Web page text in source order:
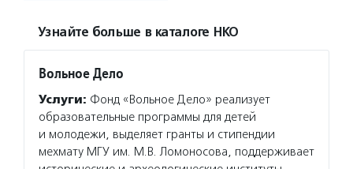
Узнайте больше в каталоге НКО
Вольное Дело
Услуги: Фонд «Вольное Дело» реализует
образовательные программы для детей
и молодежи, выделяет гранты и стипендии
мехмату МГУ им. М.В. Ломоносова, поддерживает